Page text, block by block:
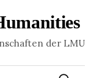
der LMU
Suchen